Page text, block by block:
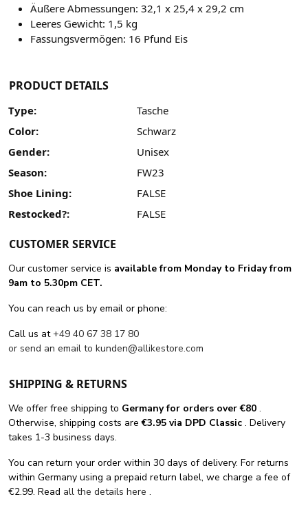
Äußere Abmessungen: 32,1 x 25,4 x 29,2 cm
Leeres Gewicht: 1,5 kg
Fassungsvermögen: 16 Pfund Eis
PRODUCT DETAILS
Type:
Tasche
Color:
Schwarz
Gender:
Unisex
Season:
FW23
Shoe Lining:
FALSE
Restocked?:
FALSE
CUSTOMER SERVICE
Our customer service is available from Monday to Friday from
9am to 5.30pm CET.
You can reach us by email or phone:
Call us at+49 40 67 38 17 80
or send an email to kunden@allikestore.com
SHIPPING & RETURNS
We offer free shipping to Germany for orders over €80 .
Otherwise, shipping costs are€3.95 via DPD Classic . Delivery
takes 1-3 business days.
You can return your order within 30 days of delivery. For returns
within Germany using a prepaid return label, we charge a fee of
€2.99. Read all the details here .